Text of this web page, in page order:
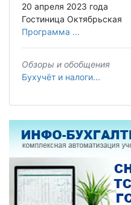
20 апреля 2023 года
Гостиница Октябрьская
Программа ...
Обзоры и обобщения
Бухучёт и налоги...